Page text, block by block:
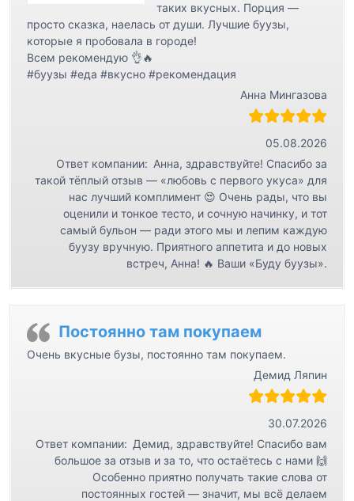
таких вкусных. Порция —
просто сказка, наелась от души. Лучшие буузы,
которые я пробовала в городе!
Всем рекомендую 👌🔥
#буузы #еда #вкусно #рекомендация
Анна Мингазова
05.08.2026
Ответ компании: Анна, здравствуйте! Спасибо за
такой тёплый отзыв — «любовь с первого укуса» для
нас лучший комплимент 😍 Очень рады, что вы
оценили и тонкое тесто, и сочную начинку, и тот
самый бульон — ради этого мы и лепим каждую
буузу вручную. Приятного аппетита и до новых
встреч, Анна! 🔥 Ваши «Буду буузы».
Постоянно там покупаем
Очень вкусные бузы, постоянно там покупаем.
Демид Ляпин
30.07.2026
Ответ компании: Демид, здравствуйте! Спасибо вам
большое за отзыв и за то, что остаётесь с нами 🙌
Особенно приятно получать такие слова от
постоянных гостей — значит, мы всё делаем